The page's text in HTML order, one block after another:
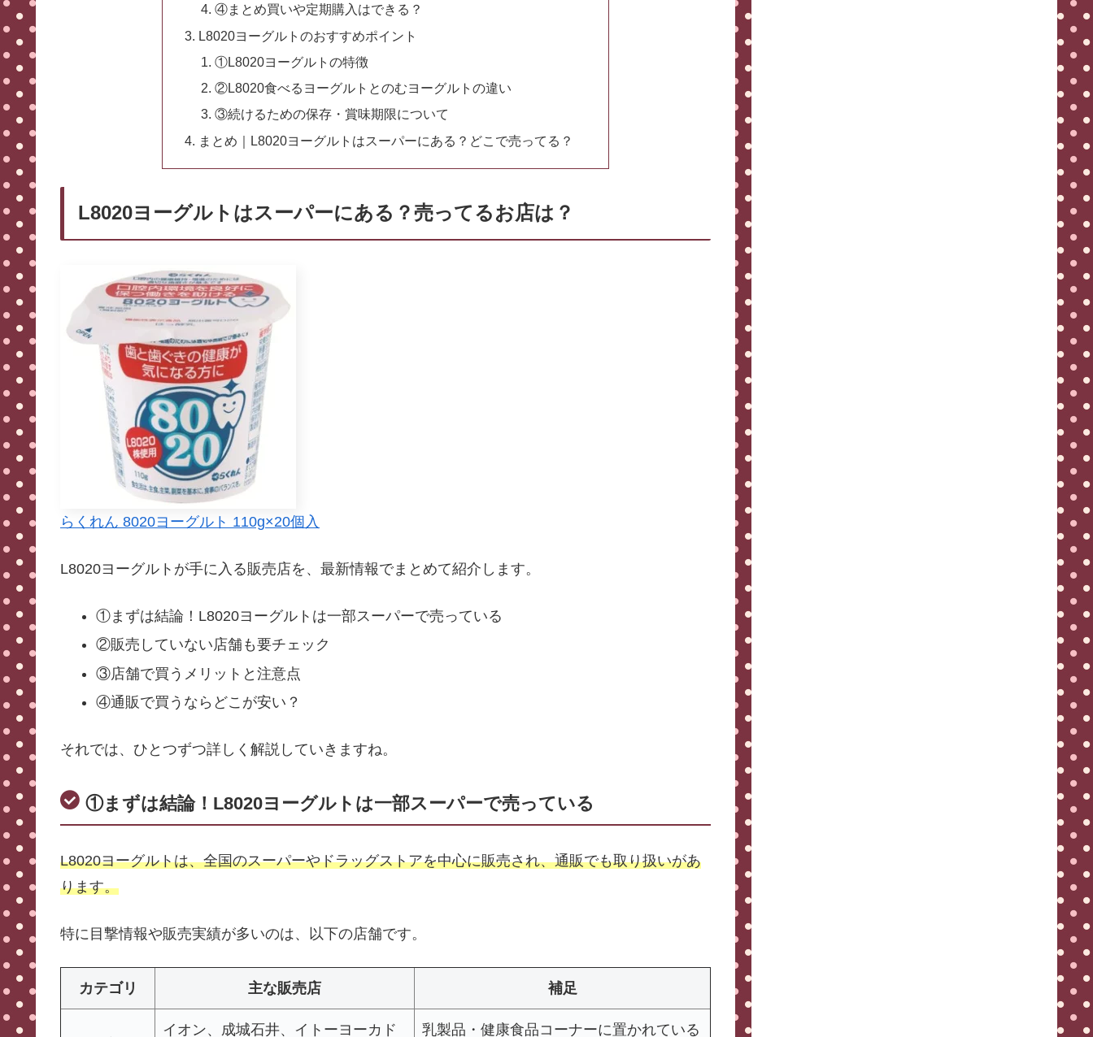
④まとめ買いや定期購入はできる？
L8020ヨーグルトのおすすめポイント
①L8020ヨーグルトの特徴
②L8020食べるヨーグルトとのむヨーグルトの違い
③続けるための保存・賞味期限について
まとめ｜L8020ヨーグルトはスーパーにある？どこで売ってる？
L8020ヨーグルトはスーパーにある？売ってるお店は？
らくれん 8020ヨーグルト 110g×20個入
L8020ヨーグルトが手に入る販売店を、最新情報でまとめて紹介します。
①まずは結論！L8020ヨーグルトは一部スーパーで売っている
②販売していない店舗も要チェック
③店舗で買うメリットと注意点
④通販で買うならどこが安い？
それでは、ひとつずつ詳しく解説していきますね。
①まずは結論！L8020ヨーグルトは一部スーパーで売っている
L8020ヨーグルトは、全国のスーパーやドラッグストアを中心に販売され、通販でも取り扱いがあ
ります。
特に目撃情報や販売実績が多いのは、以下の店舗です。
カテゴリ 主な販売店 補足
イオン、成城石井、イトーヨーカド 乳製品・健康食品コーナーに置かれている